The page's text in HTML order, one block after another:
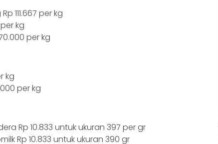
111.667 per kg
kg
per kg
kg
per kg
Rp 10.833 untuk ukuran 397 per gr
Rp 10.833 untuk ukuran 390 gr